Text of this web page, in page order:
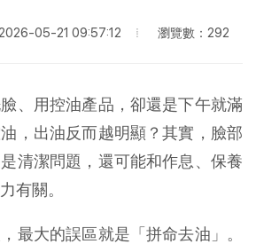
05-21 09:57:12 瀏覽數：292
、用控油產品，卻還是下午就滿
，出油反而越明顯？其實，臉部
清潔問題，還可能和作息、保養
有關。
最大的誤區就是「拼命去油」。